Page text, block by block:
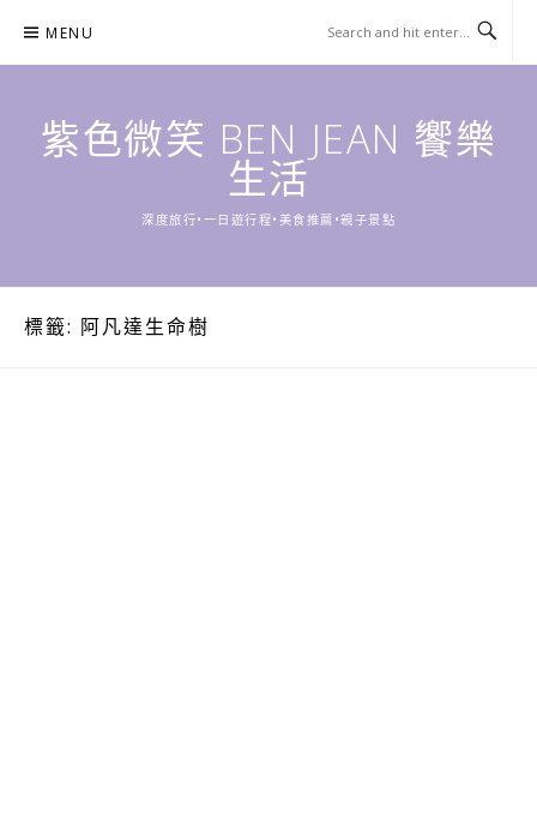
content
MENU
紫色微笑 BEN JEAN 饗樂
生活
深度旅行•一日遊行程•美食推薦•親子景點
標籤: 阿凡達生命樹